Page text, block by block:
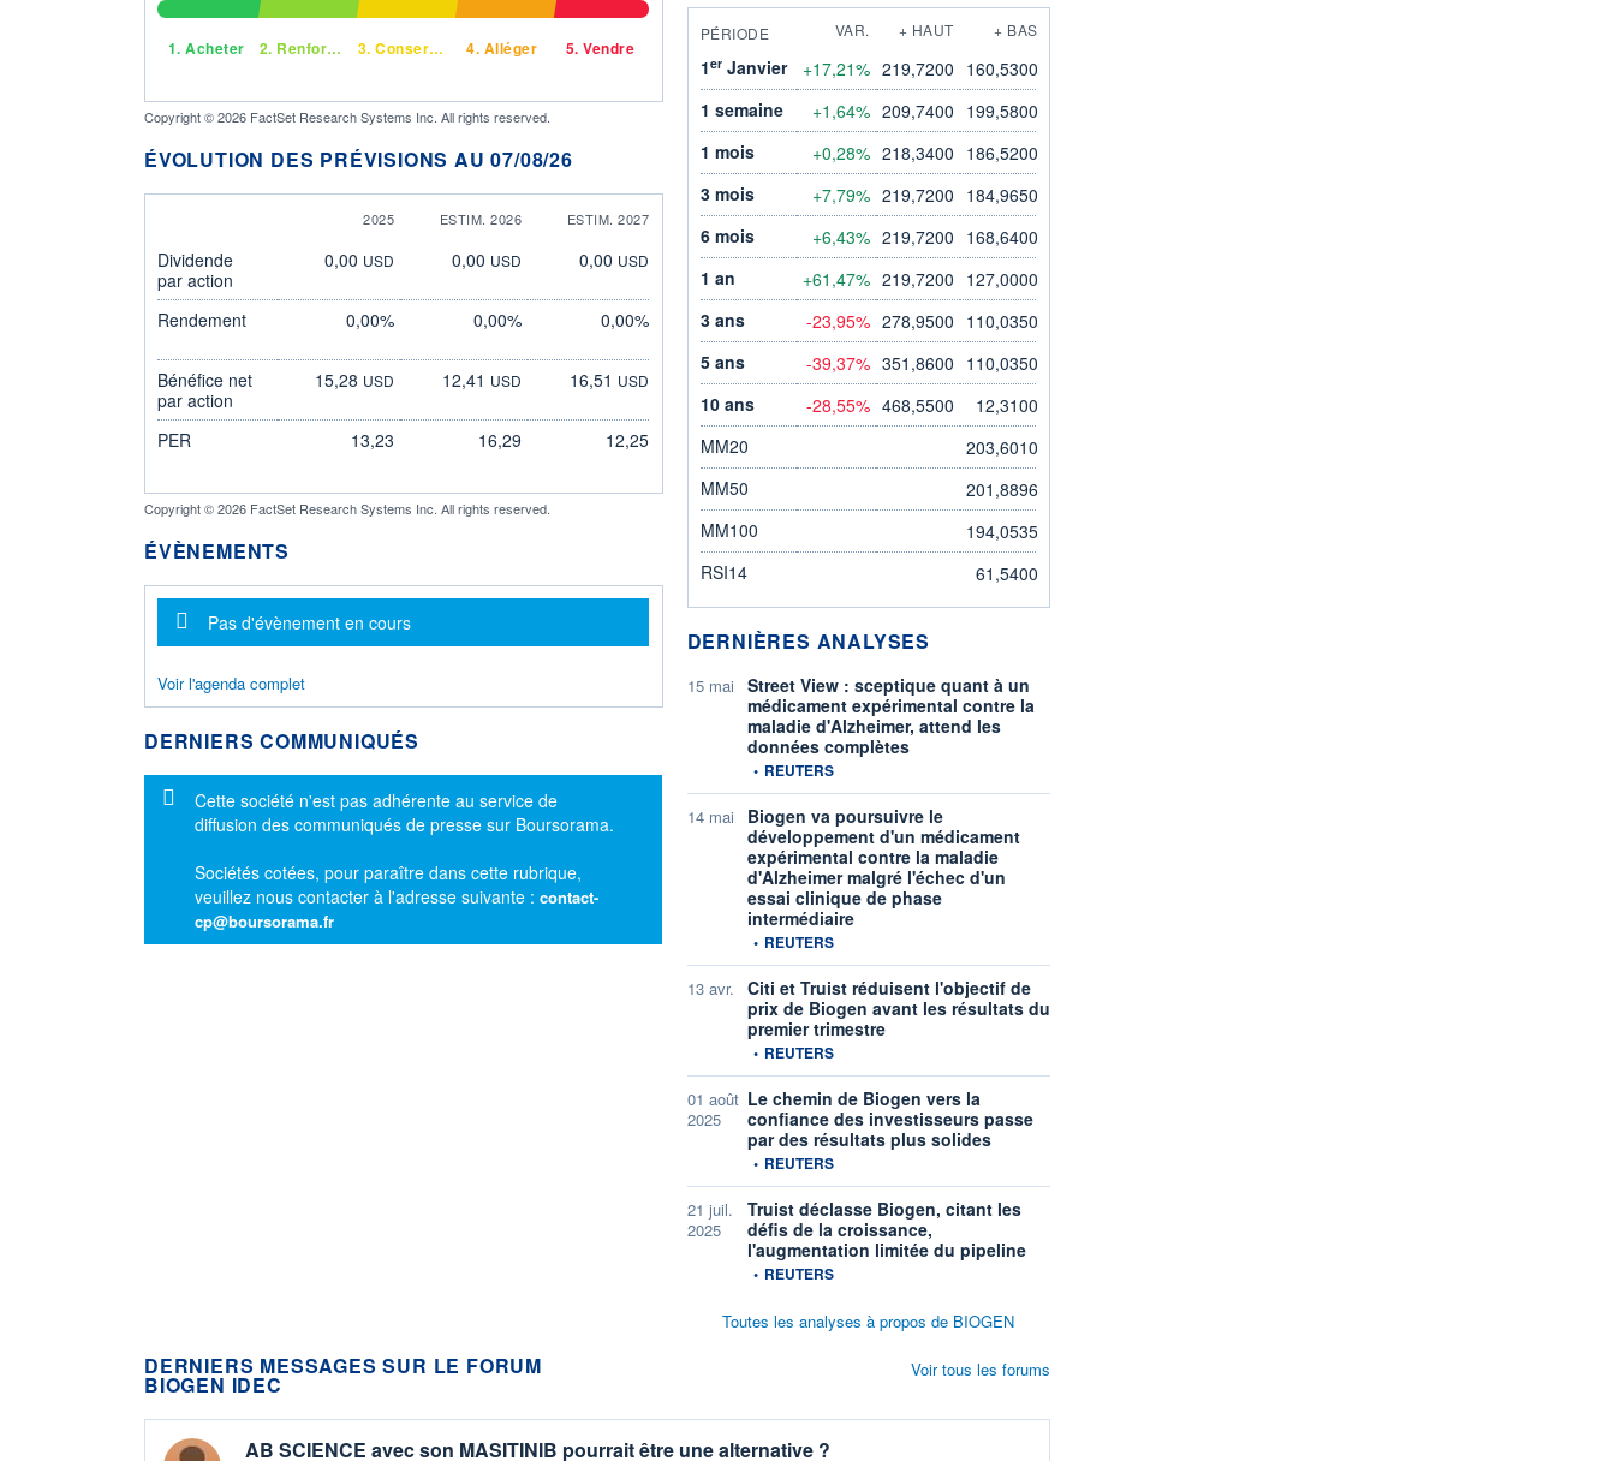
1. Acheter 2. Renforcer 3. Conserver 4. Alléger 5. Vendre
Copyright © 2026 FactSet Research Systems Inc. All rights reserved.
ÉVOLUTION DES PRÉVISIONS AU 07/08/26
2025 ESTIM. 2026 ESTIM. 2027
Dividende
par action
0,00 USD 0,00 USD 0,00 USD
Rendement 0,00% 0,00% 0,00%
Bénéfice net
par action
15,28 USD 12,41 USD 16,51 USD
PER 13,23 16,29 12,25
Copyright © 2026 FactSet Research Systems Inc. All rights reserved.
ÉVÈNEMENTS
Message d'information
Pas d'évènement en cours
Voir l'agenda complet
DERNIERS COMMUNIQUÉS
Message d'information
Cette société n'est pas adhérente au service de
diffusion des communiqués de presse sur Boursorama.
Sociétés cotées, pour paraître dans cette rubrique,
veuillez nous contacter à l'adresse suivante : contact-
cp@boursorama.fr
PÉRIODE VAR. + HAUT + BAS
1erJanvier +17,21% 219,7200 160,5300
1 semaine
+1,64% 209,7400 199,5800
1 mois
+0,28% 218,3400 186,5200
3 mois
+7,79% 219,7200 184,9650
6 mois
+6,43% 219,7200 168,6400
1 an
+61,47% 219,7200 127,0000
3 ans
-23,95% 278,9500 110,0350
5 ans
-39,37% 351,8600 110,0350
10 ans
-28,55% 468,5500
12,3100
MM20
203,6010
MM50
201,8896
MM100
194,0535
RSI14
61,5400
DERNIÈRES ANALYSES
15 mai
Street View : sceptique quant à un
médicament expérimental contre la
maladie d'Alzheimer, attend les
données complètes
information fournie par
• REUTERS
14 mai
Biogen va poursuivre le
développement d'un médicament
expérimental contre la maladie
d'Alzheimer malgré l'échec d'un
essai clinique de phase
intermédiaire
information fournie par
• REUTERS
13 avr.
Citi et Truist réduisent l'objectif de
prix de Biogen avant les résultats du
premier trimestre
information fournie par
• REUTERS
01 août
2025
Le chemin de Biogen vers la
confiance des investisseurs passe
par des résultats plus solides
information fournie par
• REUTERS
21 juil.
2025
Truist déclasse Biogen, citant les
défis de la croissance,
l'augmentation limitée du pipeline
information fournie par
• REUTERS
Toutes les analyses à propos de BIOGEN
DERNIERS MESSAGES SUR LE FORUM
BIOGEN IDEC
AB SCIENCE avec son MASITINIB pourrait être une alternative ?
Voir tous les forums